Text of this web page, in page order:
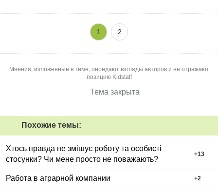
1 2
Мнения, изложенные в теме, передают взгляды авторов и не отражают
позицию Kidstaff
Тема закрыта
Похожие темы:
Хтось правда не змішує роботу та особисті
стосунки? Чи мене просто не поважають?
+13
Работа в аграрной компании +2